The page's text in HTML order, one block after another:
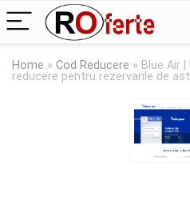
Home » Cod Reducere » Blue Air
reducere pentru rezervarile de